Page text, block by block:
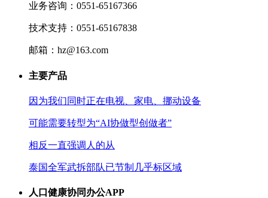
业务咨询：0551-65167366
技术支持：0551-65167838
邮箱：hz@163.com
主要产品
因为我们同时正在电视、家电、挪动设备
可能需要转型为“AI协做型创做者”
相反一直强调人的从
泰国全军武拆部队已节制几乎标区域
人口健康协同办公APP